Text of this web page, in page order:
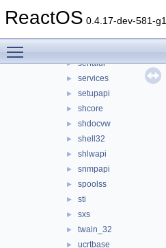
ReactOS 0.4.17-dev-581-
► schannel
► serialui
► services
► setupapi
► shcore
► shdocvw
► shell32
► shlwapi
► snmpapi
► spoolss
► sti
► sxs
► twain_32
► ucrtbase